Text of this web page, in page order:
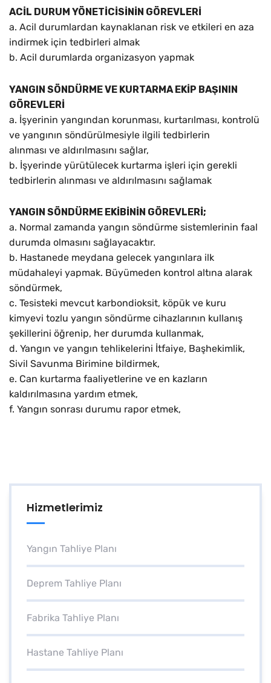
ACİL DURUM YÖNETİCİSİNİN GÖREVLERİ
a. Acil durumlardan kaynaklanan risk ve etkileri en aza
indirmek için tedbirleri almak
b. Acil durumlarda organizasyon yapmak
YANGIN SÖNDÜRME VE KURTARMA EKİP BAŞININ
GÖREVLERİ
a. İşyerinin yangından korunması, kurtarılması, kontrolü
ve yangının söndürülmesiyle ilgili tedbirlerin
alınması ve aldırılmasını sağlar,
b. İşyerinde yürütülecek kurtarma işleri için gerekli
tedbirlerin alınması ve aldırılmasını sağlamak
YANGIN SÖNDÜRME EKİBİNİN GÖREVLERİ;
a. Normal zamanda yangın söndürme sistemlerinin faal
durumda olmasını sağlayacaktır.
b. Hastanede meydana gelecek yangınlara ilk
müdahaleyi yapmak. Büyümeden kontrol altına alarak
söndürmek,
c. Tesisteki mevcut karbondioksit, köpük ve kuru
kimyevi tozlu yangın söndürme cihazlarının kullanış
şekillerini öğrenip, her durumda kullanmak,
d. Yangın ve yangın tehlikelerini İtfaiye, Başhekimlik,
Sivil Savunma Birimine bildirmek,
e. Can kurtarma faaliyetlerine ve en kazların
kaldırılmasına yardım etmek,
f. Yangın sonrası durumu rapor etmek,
Hizmetlerimiz
Yangın Tahliye Planı
Deprem Tahliye Planı
Fabrika Tahliye Planı
Hastane Tahliye Planı